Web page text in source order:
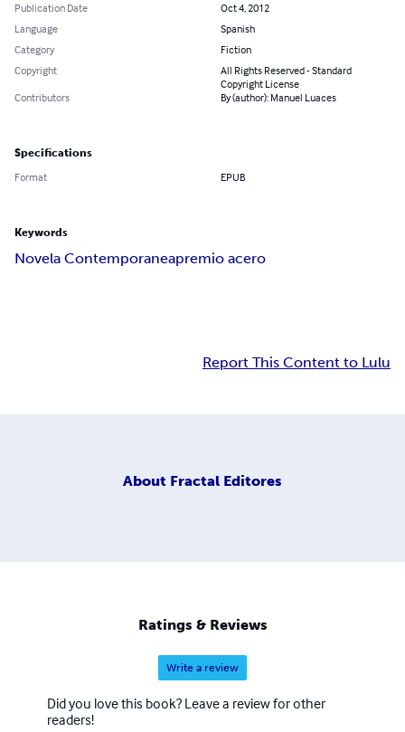
Publication Date
Oct 4, 2012
Language
Spanish
Category
Fiction
Copyright
All Rights Reserved - Standard
Copyright License
Contributors
By (author): Manuel Luaces
Specifications
Format EPUB
Keywords
Novela Contemporaneapremio acero
Report This Content to Lulu
About Fractal Editores
Ratings & Reviews
Write a review
Did you love this book? Leave a review for other
readers!